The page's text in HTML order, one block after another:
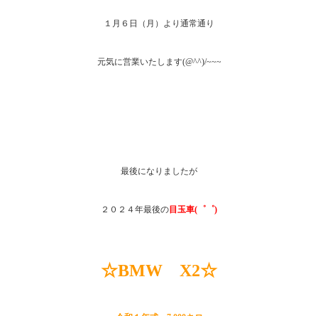
１月６日（月）より通常通り
元気に営業いたします(@^^)/~~~
最後になりましたが
２０２４年最後の 目玉車(゜゜)
☆BMW X2☆